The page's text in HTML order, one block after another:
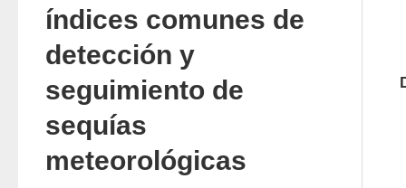
índices comunes de
detección y
seguimiento de
sequías
meteorológicas